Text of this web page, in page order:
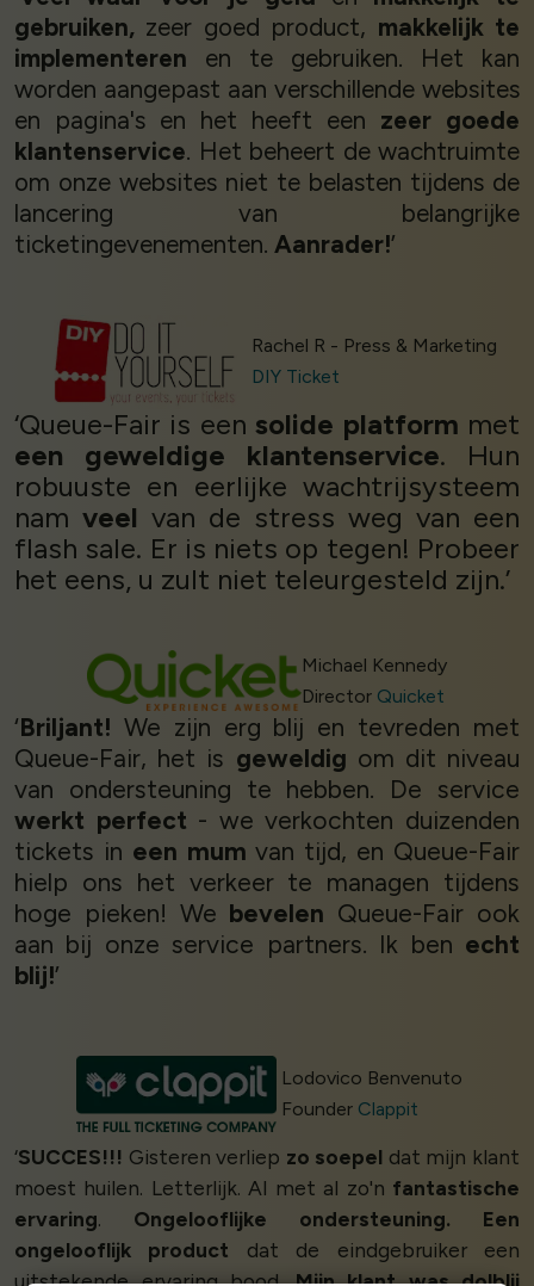
gebruiken, zeer goed product, makkelijk te
implementeren en te gebruiken. Het kan
worden aangepast aan verschillende websites
en pagina's en het heeft een zeer goede
klantenservice. Het beheert de wachtruimte
om onze websites niet te belasten tijdens de
lancering van belangrijke
ticketingevenementen. Aanrader!’
Rachel R - Press & Marketing
DIY Ticket
‘Queue-Fair is eensolide platform met
een geweldige klantenservice. Hun
robuuste en eerlijke wachtrijsysteem
nam veel van de stress weg van een
flash sale. Er is niets op tegen! Probeer
het eens, u zult niet teleurgesteld zijn.’
Michael Kennedy
Director Quicket
‘Briljant! We zijn erg blij en tevreden met
Queue-Fair, het is geweldig om dit niveau
van ondersteuning te hebben. De service
werkt perfect - we verkochten duizenden
tickets in een mum van tijd, en Queue-Fair
hielp ons het verkeer te managen tijdens
hoge pieken! We bevelen Queue-Fair ook
aan bij onze service partners. Ik ben echt
blij!’
Lodovico Benvenuto
Founder Clappit
‘SUCCES!!! Gisteren verliep zo soepel dat mijn klant
moest huilen. Letterlijk. Al met al zo'n fantastische
ervaring. Ongelooflijke ondersteuning. Een
ongelooflijk product dat de eindgebruiker een
uitstekende ervaring bood.Mijn klant was dolblij